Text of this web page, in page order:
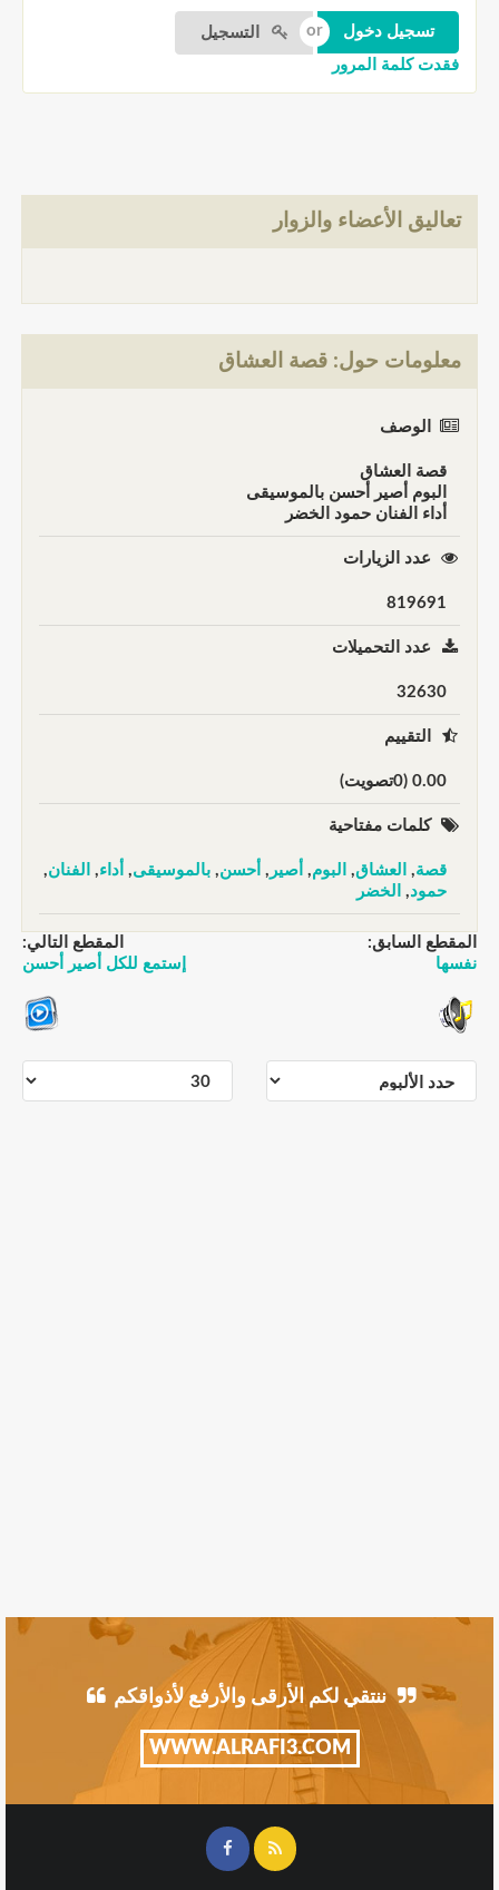
التسجيل
فقدت كلمة المرور
تعاليق الأعضاء والزوار
معلومات حول: قصة العشاق
الوصف
قصة العشاق
البوم أصير أحسن بالموسيقى
أداء الفنان حمود الخضر
عدد الزيارات
819691
عدد التحميلات
32630
التقييم
0.00 (0تصويت)
كلمات مفتاحية
قصة, العشاق, البوم, أصير , أحسن, بالموسيقى, أداء, الفنان,
حمود, الخضر
المقطع السابق:
نفسها
المقطع التالي:
إستمع للكل أصير أحسن
ننتقي لكم الأرقى والأرفع لأذواقكم
WWW.ALRAFI3.COM